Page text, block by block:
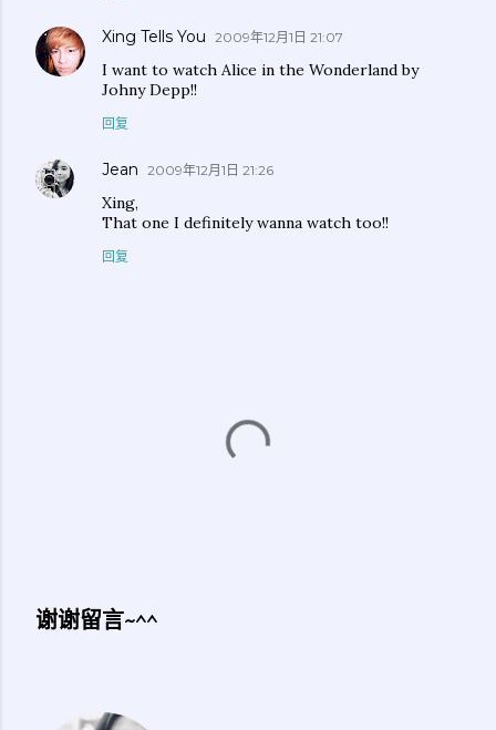
Xing Tells You 2009年12月1日 21:07
I want to watch Alice in the Wonderland by
Johny Depp!!
回复
Jean 2009年12月1日 21:26
Xing,
That one I definitely wanna watch too!!
回复
谢谢留言~^^